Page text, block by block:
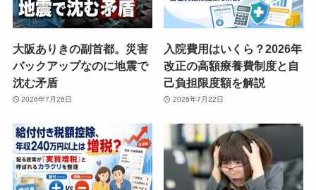
大阪ありきの副首都。災害
バックアップなのに地震で
沈む矛盾
2026年7月26日
入院費用はいくら？2026年
改正の高額療養費制度と自
己負担限度額を解説
2026年7月22日